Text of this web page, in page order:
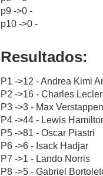
p9 ->0 -
p10 ->0 -
Resultados:
P1 ->12 - Andrea Kimi
P2 ->16 - Charles
P3 ->3 - Max Verstappen
P4 ->44 - Lewis
P5 ->81 - Oscar Piastri
P6 ->6 - Isack Hadjar
P7 ->1 - Lando Norris
P8 ->5 - Gabriel